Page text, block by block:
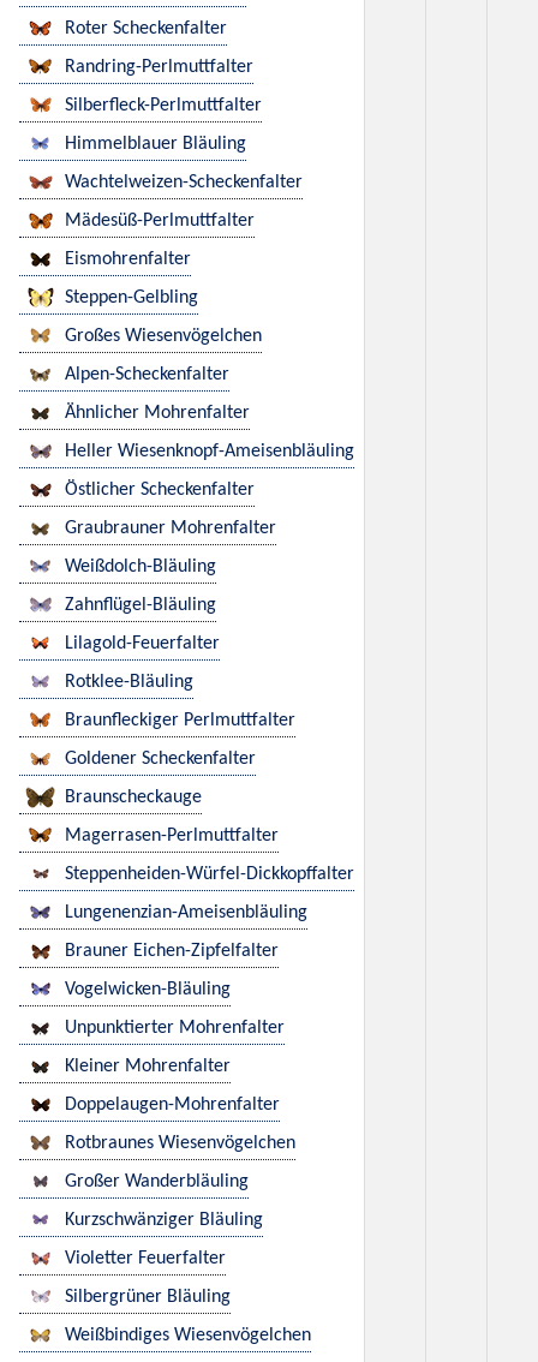
Roter Scheckenfalter
Randring-Perlmuttfalter
Silberfleck-Perlmuttfalter
Himmelblauer Bläuling
Wachtelweizen-Scheckenfalter
Mädesüß-Perlmuttfalter
Eismohrenfalter
Steppen-Gelbling
Großes Wiesenvögelchen
Alpen-Scheckenfalter
Ähnlicher Mohrenfalter
Heller Wiesenknopf-Ameisenbläuling
Östlicher Scheckenfalter
Graubrauner Mohrenfalter
Weißdolch-Bläuling
Zahnflügel-Bläuling
Lilagold-Feuerfalter
Rotklee-Bläuling
Braunfleckiger Perlmuttfalter
Goldener Scheckenfalter
Braunscheckauge
Magerrasen-Perlmuttfalter
Steppenheiden-Würfel-Dickkopffalter
Lungenenzian-Ameisenbläuling
Brauner Eichen-Zipfelfalter
Vogelwicken-Bläuling
Unpunktierter Mohrenfalter
Kleiner Mohrenfalter
Doppelaugen-Mohrenfalter
Rotbraunes Wiesenvögelchen
Großer Wanderbläuling
Kurzschwänziger Bläuling
Violetter Feuerfalter
Silbergrüner Bläuling
Weißbindiges Wiesenvögelchen